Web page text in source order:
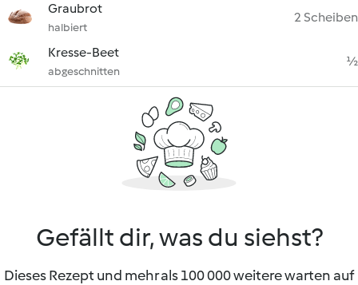
Graubrot
halbiert
2 Scheiben
Kresse-Beet
abgeschnitten
½
Gefällt dir, was du siehst?
Dieses Rezept und mehr als 100 000 weitere warten auf